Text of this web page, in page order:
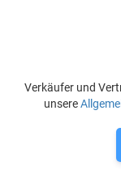
Verkäufer und
unsere